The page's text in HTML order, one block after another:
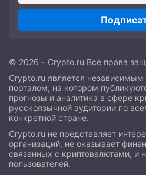
© 2026 – Crypto.ru Все права
Crypto.ru является
порталом, на котором
прогнозы и аналитика в сфере
русскоязычной аудитории по
конкретной стране.
Crypto.ru не представляет
организаций, не оказывает
связанных с криптовалютами, и
пользователей.